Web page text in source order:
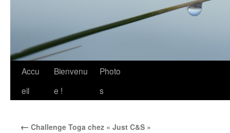
Aller
Accu
eil
Bienvenu
e !
Photo
s
← Challenge Toga chez « Just C&S »